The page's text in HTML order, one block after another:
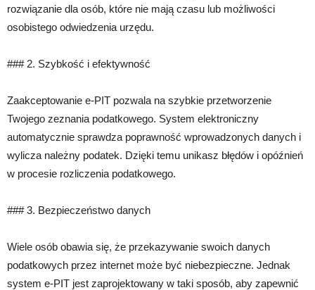
rozwiązanie dla osób, które nie mają czasu lub możliwości
osobistego odwiedzenia urzędu.
### 2. Szybkość i efektywność
Zaakceptowanie e-PIT pozwala na szybkie przetworzenie
Twojego zeznania podatkowego. System elektroniczny
automatycznie sprawdza poprawność wprowadzonych danych i
wylicza należny podatek. Dzięki temu unikasz błędów i opóźnień
w procesie rozliczenia podatkowego.
### 3. Bezpieczeństwo danych
Wiele osób obawia się, że przekazywanie swoich danych
podatkowych przez internet może być niebezpieczne. Jednak
system e-PIT jest zaprojektowany w taki sposób, aby zapewnić